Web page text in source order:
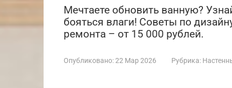
Мечтаете обновить ванную?
бояться влаги! Советы по
ремонта – от 15 000 рублей.
Опубликовано:22 Мар 2026 Рубрика: